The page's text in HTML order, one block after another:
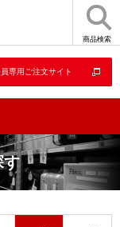
商品検索
専用ご注文サイト
す